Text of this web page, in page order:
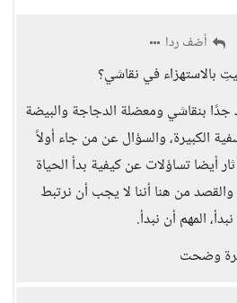
أضف ردا
بالاستهزاء في نقاشي؟
جدًا بنقاشي ومعضلة الدجاجة والبيضة
الكبيرة، والسؤال عن من جاء أولاً
أيضا تساؤلات عن كيفية بدأ الحياة
من هنا أننا لا يجب أن نرتبط
المهم أن نبدأ.
وضحت